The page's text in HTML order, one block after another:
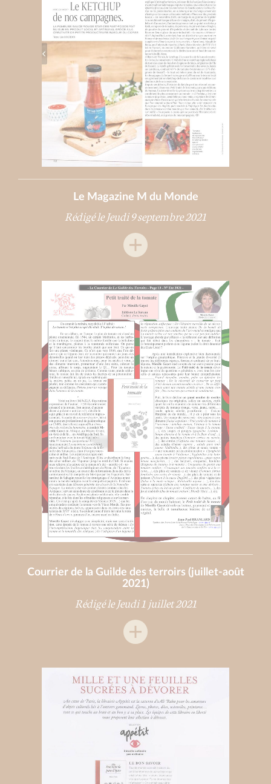
Le Magazine M du Monde
Rédigé le Jeudi 9 septembre 2021
Courrier de la Guilde des terroirs (juillet-août
2021)
Rédigé le Jeudi 1 juillet 2021